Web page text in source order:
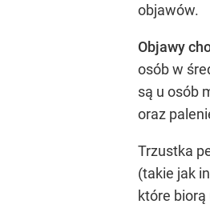
objawów.
Objawy
osób w
są u osób
oraz
Trzustka
(takie jak
które biorą